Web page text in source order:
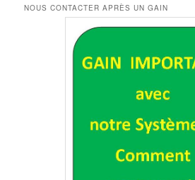
NOUS CONTACTER APRÈS UN GAIN